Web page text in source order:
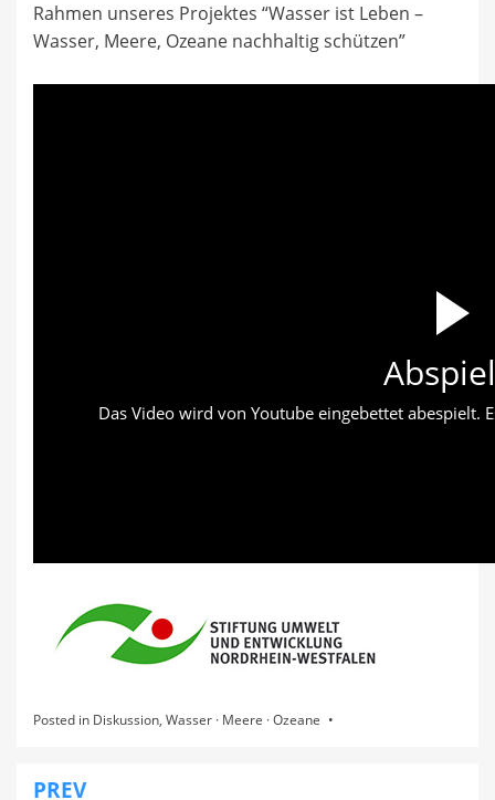
Rahmen unseres Projektes “Wasser ist Leben –
Wasser, Meere, Ozeane nachhaltig schützen”
Das Video wird von Youtube eingebettet abespielt.
Posted in Diskussion, Wasser · Meere · Ozeane
PREV